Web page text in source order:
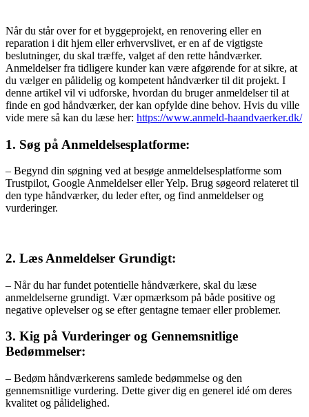
Når du står over for et byggeprojekt, en renovering eller en
reparation i dit hjem eller erhvervslivet, er en af de vigtigste
beslutninger, du skal træffe, valget af den rette håndværker.
Anmeldelser fra tidligere kunder kan være afgørende for at sikre, at
du vælger en pålidelig og kompetent håndværker til dit projekt. I
denne artikel vil vi udforske, hvordan du bruger anmeldelser til at
finde en god håndværker, der kan opfylde dine behov. Hvis du ville
vide mere så kan du læse her: https://www.anmeld-haandvaerker.dk/
1. Søg på Anmeldelsesplatforme:
– Begynd din søgning ved at besøge anmeldelsesplatforme som
Trustpilot, Google Anmeldelser eller Yelp. Brug søgeord relateret til
den type håndværker, du leder efter, og find anmeldelser og
vurderinger.
2. Læs Anmeldelser Grundigt:
– Når du har fundet potentielle håndværkere, skal du læse
anmeldelserne grundigt. Vær opmærksom på både positive og
negative oplevelser og se efter gentagne temaer eller problemer.
3. Kig på Vurderinger og Gennemsnitlige
Bedømmelser:
– Bedøm håndværkerens samlede bedømmelse og den
gennemsnitlige vurdering. Dette giver dig en generel idé om deres
kvalitet og pålidelighed.